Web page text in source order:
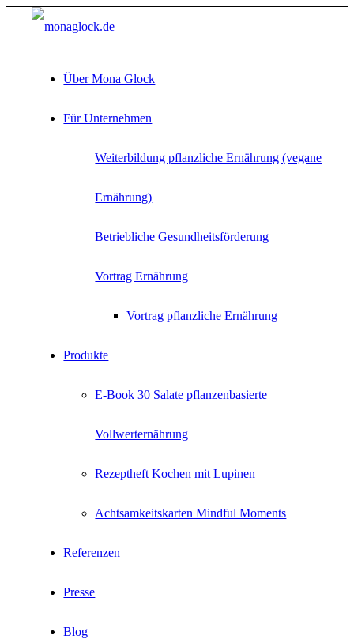
Über Mona Glock
Für Unternehmen
Weiterbildung pflanzliche Ernährung (vegane
Ernährung)
Betriebliche Gesundheitsförderung
Vortrag Ernährung
Vortrag pflanzliche Ernährung
Produkte
E-Book 30 Salate pflanzenbasierte
Vollwerternährung
Rezeptheft Kochen mit Lupinen
Achtsamkeitskarten Mindful Moments
Referenzen
Presse
Blog